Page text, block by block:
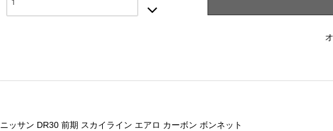
ニッサン DR30 前期 スカイライン エアロ カーボン ボンネット